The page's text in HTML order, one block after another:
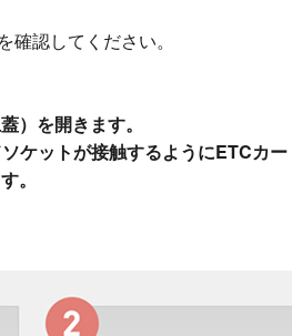
認してください。
を開きます。
ットが接触するようにETCカー
。